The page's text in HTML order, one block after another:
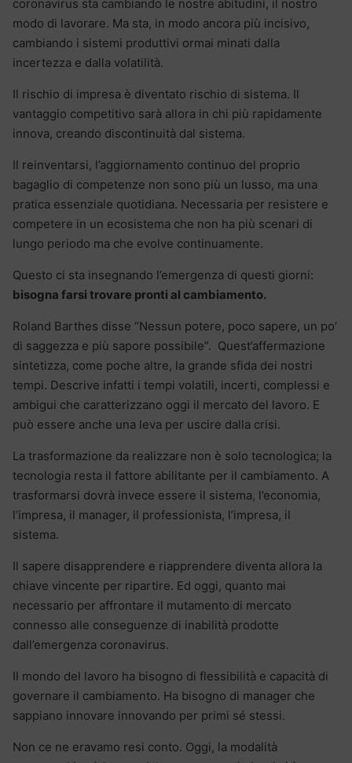
coronavirus sta cambiando le nostre abitudini, il nostro
modo di lavorare. Ma sta, in modo ancora più incisivo,
cambiando i sistemi produttivi ormai minati dalla
incertezza e dalla volatilità.
Il rischio di impresa è diventato rischio di sistema. Il
vantaggio competitivo sarà allora in chi più rapidamente
innova, creando discontinuità dal sistema.
Il reinventarsi, l’aggiornamento continuo del proprio
bagaglio di competenze non sono più un lusso, ma una
pratica essenziale quotidiana. Necessaria per resistere e
competere in un ecosistema che non ha più scenari di
lungo periodo ma che evolve continuamente.
Questo ci sta insegnando l’emergenza di questi giorni:
bisogna farsi trovare pronti al cambiamento.
Roland Barthes disse “Nessun potere, poco sapere, un po’
di saggezza e più sapore possibile”. Quest’affermazione
sintetizza, come poche altre, la grande sfida dei nostri
tempi. Descrive infatti i tempi volatili, incerti, complessi e
ambigui che caratterizzano oggi il mercato del lavoro. E
può essere anche una leva per uscire dalla crisi.
La trasformazione da realizzare non è solo tecnologica; la
tecnologia resta il fattore abilitante per il cambiamento. A
trasformarsi dovrà invece essere il sistema, l’economia,
l’impresa, il manager, il professionista, l’impresa, il
sistema.
Il sapere disapprendere e riapprendere diventa allora la
chiave vincente per ripartire. Ed oggi, quanto mai
necessario per affrontare il mutamento di mercato
connesso alle conseguenze di inabilità prodotte
dall’emergenza coronavirus.
Il mondo del lavoro ha bisogno di flessibilità e capacità di
governare il cambiamento. Ha bisogno di manager che
sappiano innovare innovando per primi sé stessi.
Non ce ne eravamo resi conto. Oggi, la modalità